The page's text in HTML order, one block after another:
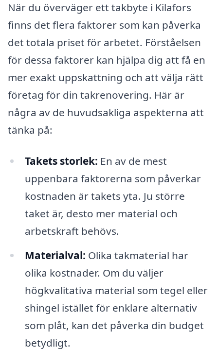
När du överväger ett takbyte i Kilafors
finns det flera faktorer som kan påverka
det totala priset för arbetet. Förståelsen
för dessa faktorer kan hjälpa dig att få en
mer exakt uppskattning och att välja rätt
företag för din takrenovering. Här är
några av de huvudsakliga aspekterna att
tänka på:
Takets storlek: En av de mest
uppenbara faktorerna som påverkar
kostnaden är takets yta. Ju större
taket är, desto mer material och
arbetskraft behövs.
Materialval: Olika takmaterial har
olika kostnader. Om du väljer
högkvalitativa material som tegel eller
shingel istället för enklare alternativ
som plåt, kan det påverka din budget
betydligt.